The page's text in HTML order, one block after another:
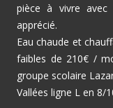
pièce à vivre
apprécié.
Eau chaude et
faibles de 210€ /
groupe scolaire
Vallées ligne L en 8/